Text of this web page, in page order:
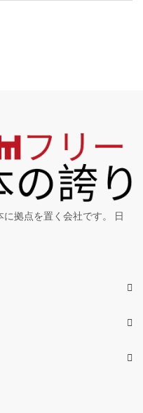
に拠点を置く会社です。 日